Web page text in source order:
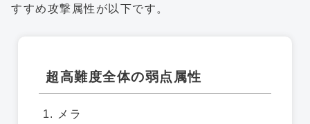
すすめ攻撃属性が以下です。
超高難度全体の弱点属性
メラ